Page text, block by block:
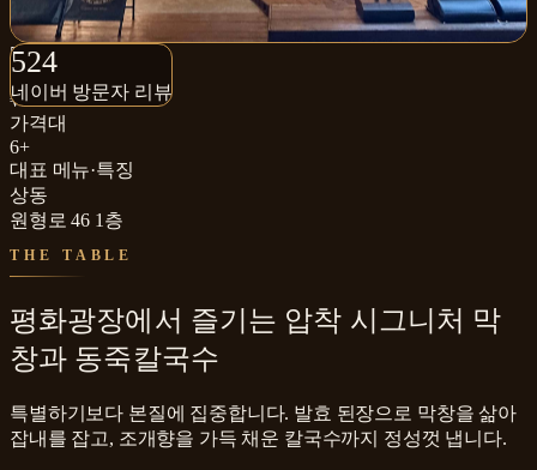
524
네이버 방문자 리뷰
524+
네이버 방문자 리뷰
₩₩
가격대
6+
대표 메뉴·특징
상동
원형로 46 1층
THE TABLE
평화광장에서 즐기는 압착 시그니처 막
창과 동죽칼국수
특별하기보다 본질에 집중합니다. 발효 된장으로 막창을 삶아
잡내를 잡고, 조개향을 가득 채운 칼국수까지 정성껏 냅니다.